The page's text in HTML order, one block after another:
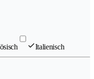
Italienisch